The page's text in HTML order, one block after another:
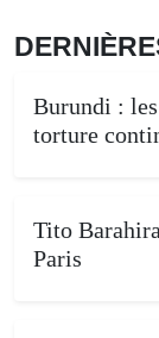
Burundi :
torture
Tito
Paris